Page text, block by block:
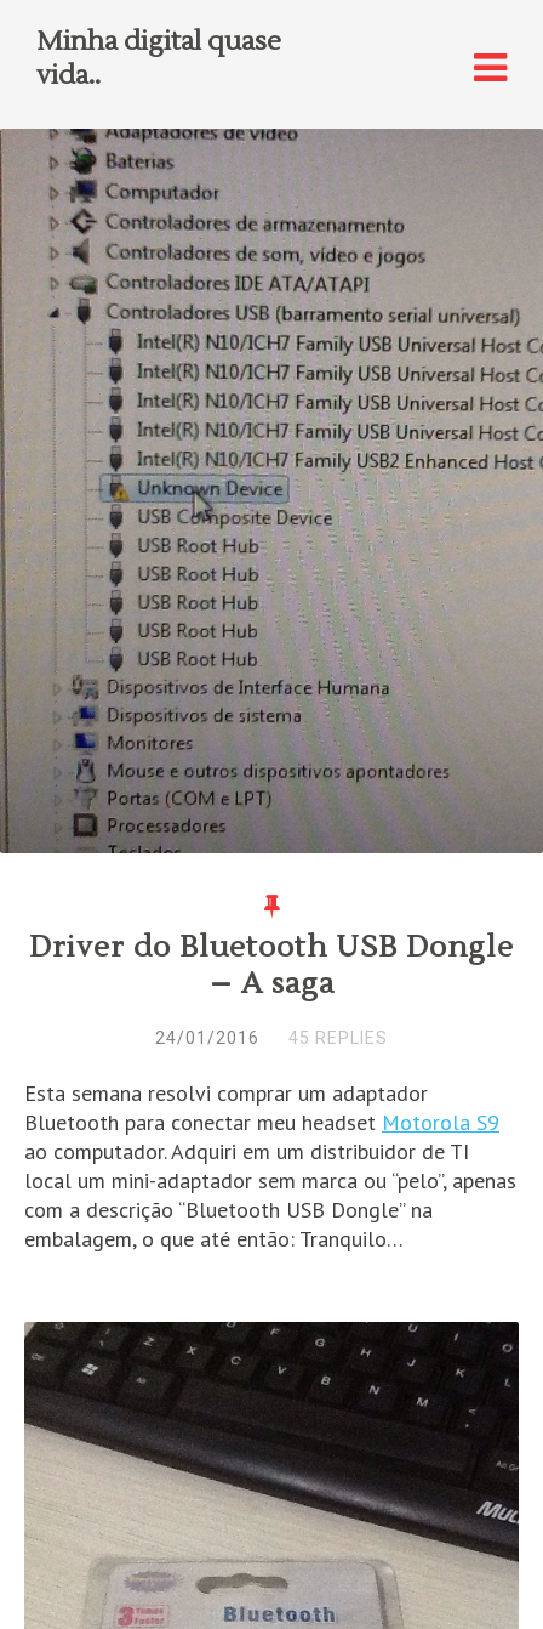
Minha digital quase
vida..
Driver do Bluetooth USB Dongle
– A saga
24/01/2016 45 REPLIES
Esta semana resolvi comprar um adaptador
Bluetooth para conectar meu headset Motorola S9
ao computador. Adquiri em um distribuidor de TI
local um mini-adaptador sem marca ou “pelo”, apenas
com a descrição “Bluetooth USB Dongle” na
embalagem, o que até então: Tranquilo…